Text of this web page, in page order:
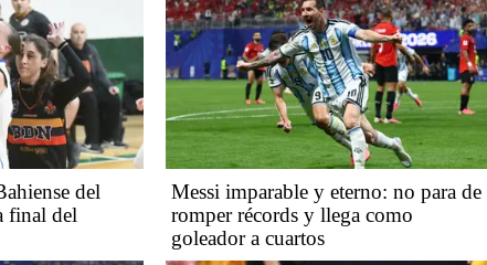
del
final del
Messi imparable y eterno: no para de
romper récords y llega como
goleador a cuartos